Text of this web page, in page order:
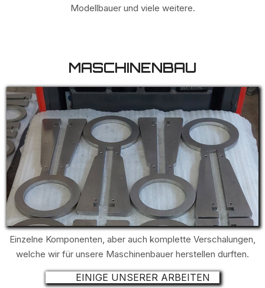
Modellbauer und viele weitere.
MASCHINENBAU
Einzelne Komponenten, aber auch komplette Verschalungen,
welche wir für unsere Maschinenbauer herstellen durften.
EINIGE UNSERER ARBEITEN